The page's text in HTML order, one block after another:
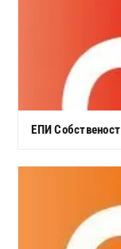
ЕПИ Собственост